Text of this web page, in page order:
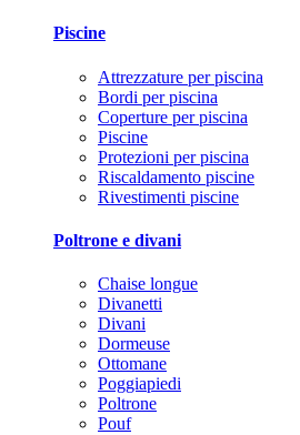
Piscine
Attrezzature per piscina
Bordi per piscina
Coperture per piscina
Piscine
Protezioni per piscina
Riscaldamento piscine
Rivestimenti piscine
Poltrone e divani
Chaise longue
Divanetti
Divani
Dormeuse
Ottomane
Poggiapiedi
Poltrone
Pouf